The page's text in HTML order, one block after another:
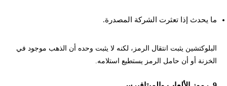
ما يحدث إذا تعثرت الشركة المصدرة.
البلوكتشين يثبت انتقال الرمز، لكنه لا يثبت وحده أن الذهب موجود في
الخزنة أو أن حامل الرمز يستطيع استلامه.